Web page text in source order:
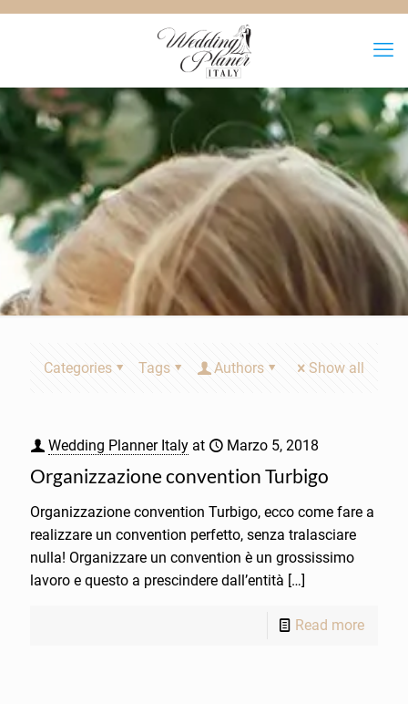
Categories Tags Authors Show all
Wedding Planner Italy at Marzo 5, 2018
Organizzazione convention Turbigo
Organizzazione convention Turbigo, ecco come fare a
realizzare un convention perfetto, senza tralasciare
nulla! Organizzare un convention è un grossissimo
lavoro e questo a prescindere dall’entità […]
Read more